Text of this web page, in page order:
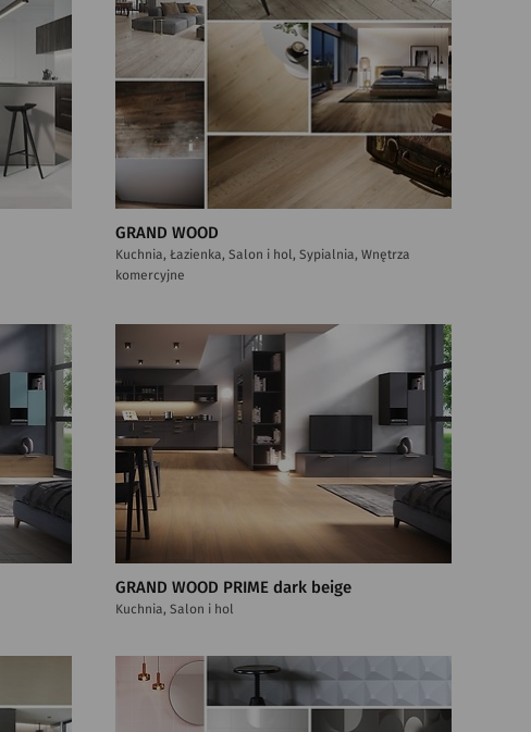
GRAND WOOD
Kuchnia, Łazienka, Salon i hol, Sypialnia, Wnętrza
komercyjne
GRAND WOOD PRIME dark beige
Kuchnia, Salon i hol